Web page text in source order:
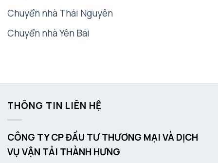
Chuyển nhà Thái Nguyên
Chuyển nhà Yên Bái
THÔNG TIN LIÊN HỆ
CÔNG TY CP ĐẦU TƯ THƯƠNG MẠI VÀ DỊCH
VỤ VẬN TẢI THÀNH HƯNG